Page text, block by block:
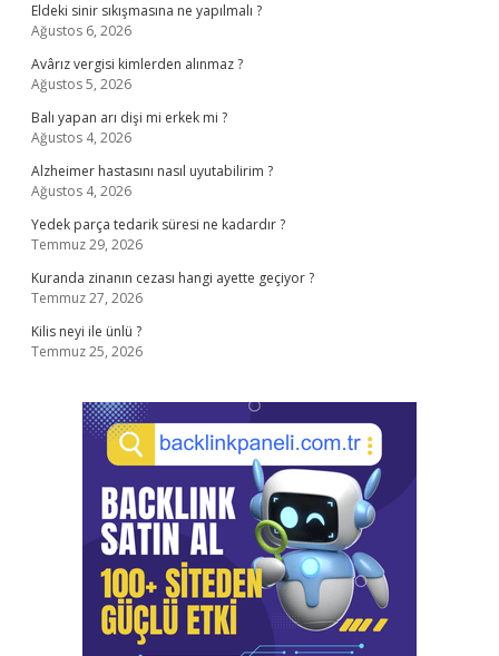
Eldeki sinir sıkışmasına ne yapılmalı ?
Ağustos 6, 2026
Avârız vergisi kimlerden alınmaz ?
Ağustos 5, 2026
Balı yapan arı dişi mi erkek mi ?
Ağustos 4, 2026
Alzheimer hastasını nasıl uyutabilirim ?
Ağustos 4, 2026
Yedek parça tedarik süresi ne kadardır ?
Temmuz 29, 2026
Kuranda zinanın cezası hangi ayette geçiyor ?
Temmuz 27, 2026
Kilis neyi ile ünlü ?
Temmuz 25, 2026